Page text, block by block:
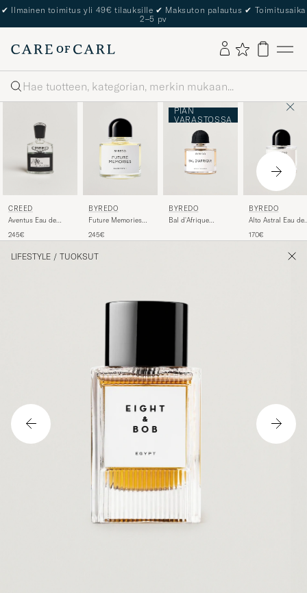
✔ Ilmainen toimitus yli 49€ tilauksille ✔ Maksuton palautus ✔ Toimitusaika
2–5 pv
Haku
CREED
Aventus Eau de
245€
BYREDO
Future Memories
100ml
245€
PIAN
VARASTOSSA
BYREDO
Bal d'Afrique
50ml
BYREDO
Alto Astral Eau de
170€
LIFESTYLE / TUOKSUT